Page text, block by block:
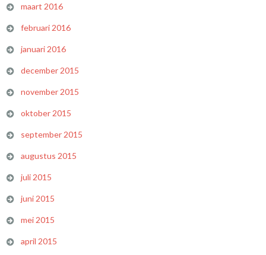
maart 2016
februari 2016
januari 2016
december 2015
november 2015
oktober 2015
september 2015
augustus 2015
juli 2015
juni 2015
mei 2015
april 2015